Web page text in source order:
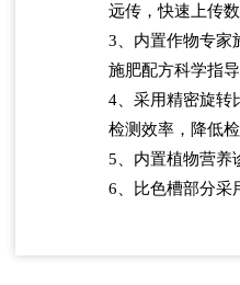
远传，快速上传数
3、内置作物专家
施肥配方科学指导
4、采用精密旋转
检测效率，降低检
5、内置植物营养
6、比色槽部分采